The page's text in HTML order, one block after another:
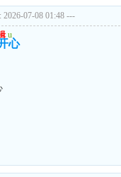
07-08 01:48 ---
u
心